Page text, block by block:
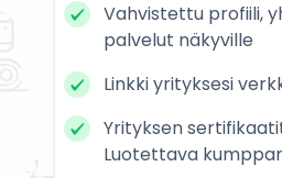
Vahvistettu profiili,
palvelut näkyville
Linkki yrityksesi
Yrityksen
Luotettava